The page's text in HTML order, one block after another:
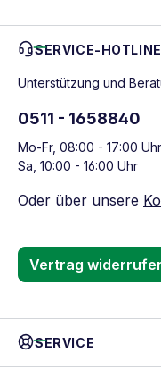
SERVICE-HOTLINE
Unterstützung und
0511 - 1658840
Mo-Fr, 08:00 - 17:00 Uhr
Sa, 10:00 - 16:00 Uhr
Oder über unsere
Vertrag
SERVICE